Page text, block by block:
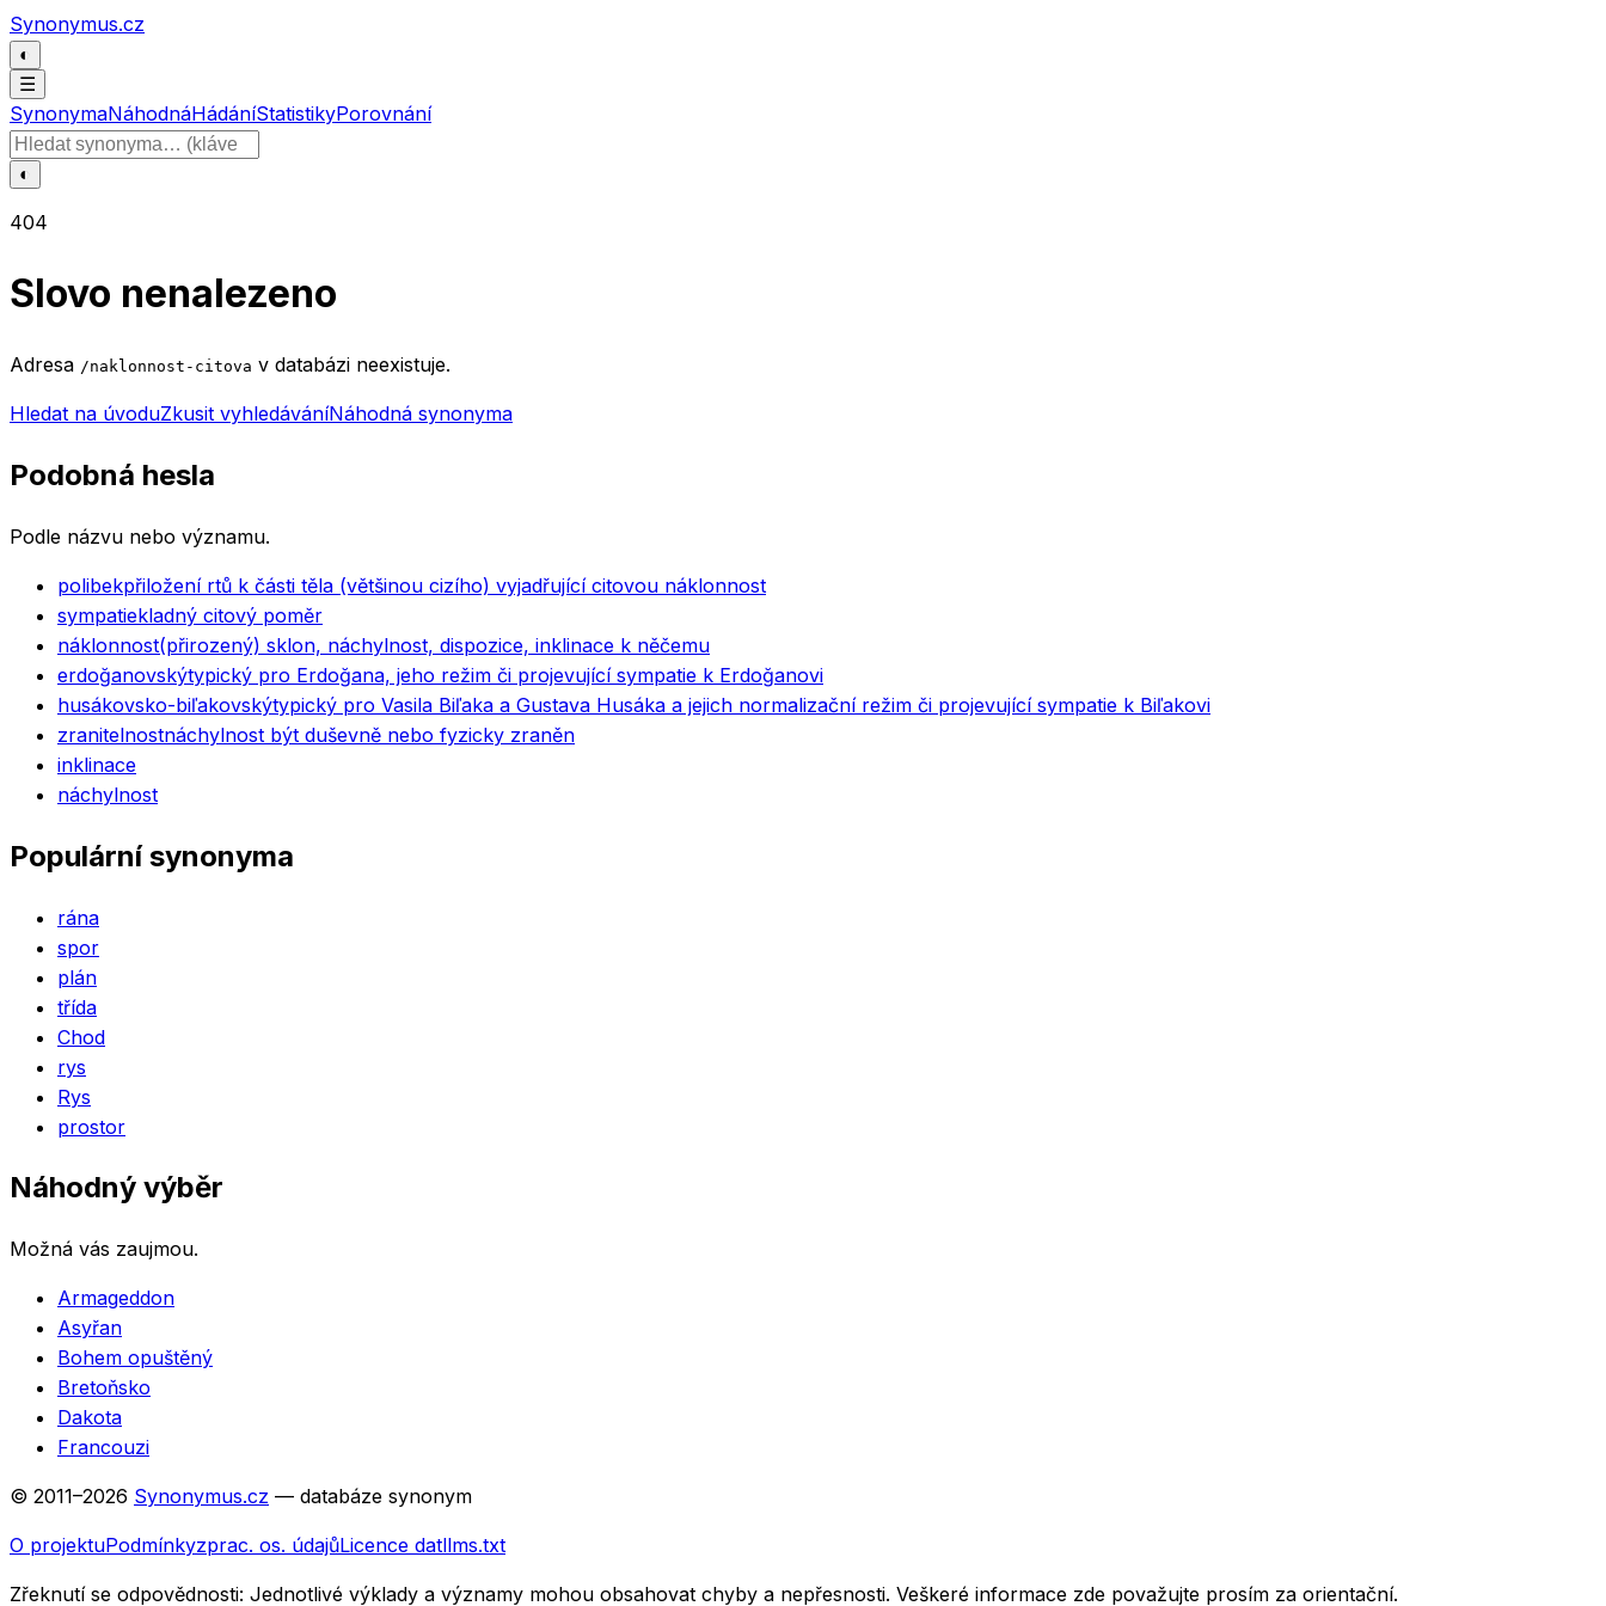
Přeskočit na obsah
Synonymus.cz
◐
☰
SynonymaNáhodnáHádáníStatistikyPorovnání
Hledat slovo
◐
404
Slovo nenalezeno
Adresa /naklonnost-citova v databázi neexistuje.
Hledat na úvoduZkusit vyhledáváníNáhodná synonyma
Podobná hesla
Podle názvu nebo významu.
polibekpřiložení rtů k části těla (většinou cizího) vyjadřující citovou náklonnost
sympatiekladný citový poměr
náklonnost(přirozený) sklon, náchylnost, dispozice, inklinace k něčemu
erdoğanovskýtypický pro Erdoğana, jeho režim či projevující sympatie k Erdoğanovi
husákovsko-biľakovskýtypický pro Vasila Biľaka a Gustava Husáka a jejich normalizační režim či projevující sympatie k Biľakovi
zranitelnostnáchylnost být duševně nebo fyzicky zraněn
inklinace
náchylnost
Populární synonyma
rána
spor
plán
třída
Chod
rys
Rys
prostor
Náhodný výběr
Možná vás zaujmou.
Armageddon
Asyřan
Bohem opuštěný
Bretoňsko
Dakota
Francouzi
© 2011–2026 Synonymus.cz — databáze synonym
O projektuPodmínkyzprac. os. údajůLicence datllms.txt
Zřeknutí se odpovědnosti: Jednotlivé výklady a významy mohou obsahovat chyby a nepřesnosti. Veškeré informace zde považujte prosím za orientační.